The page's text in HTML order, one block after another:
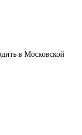
в Московской